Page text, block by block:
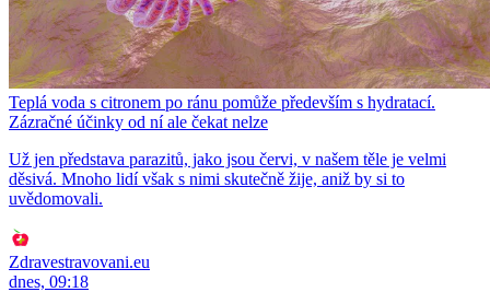
Teplá voda s citronem po ránu pomůže především s hydratací.
Zázračné účinky od ní ale čekat nelze
Už jen představa parazitů, jako jsou červi, v našem těle je velmi
děsivá. Mnoho lidí však s nimi skutečně žije, aniž by si to
uvědomovali.
Zdravestravovani.eu
dnes, 09:18